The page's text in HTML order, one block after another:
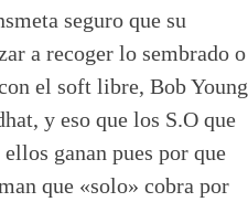
seguro que su
a recoger lo sembrado o
el soft libre, Bob Young
y eso que los S.O que
ganan pues por que
que «solo» cobra por